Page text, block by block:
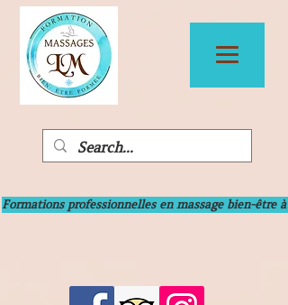
Formations professionnelles en massage bien-être à